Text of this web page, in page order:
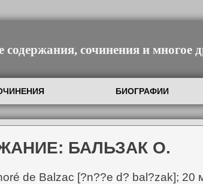
содержания, сочинения и многое
БИОГРАФИИ
БАЛЬЗАК О.
de Balzac [?n??e d? bal?zak];